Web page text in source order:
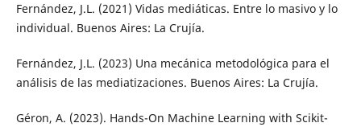
Fernández, J.L. (2021) Vidas mediáticas. Entre lo masivo y lo
individual. Buenos Aires: La Crujía.
Fernández, J.L. (2023) Una mecánica metodológica para el
análisis de las mediatizaciones. Buenos Aires: La Crujía.
Géron, A. (2023). Hands-On Machine Learning with Scikit-